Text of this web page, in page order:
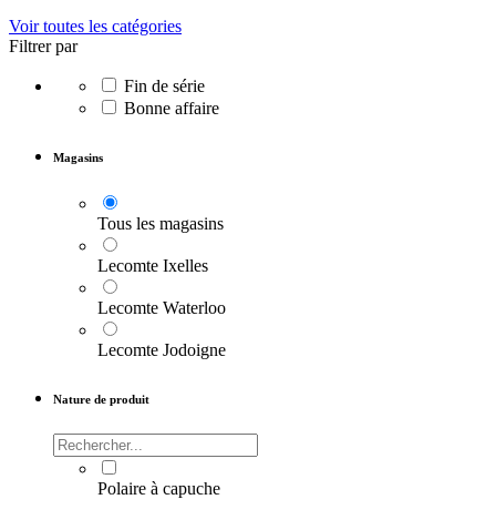
Voir toutes les catégories
Filtrer par
Fin de série
Bonne affaire
Magasins
Tous les magasins
Lecomte Ixelles
Lecomte Waterloo
Lecomte Jodoigne
Nature de produit
Polaire à capuche